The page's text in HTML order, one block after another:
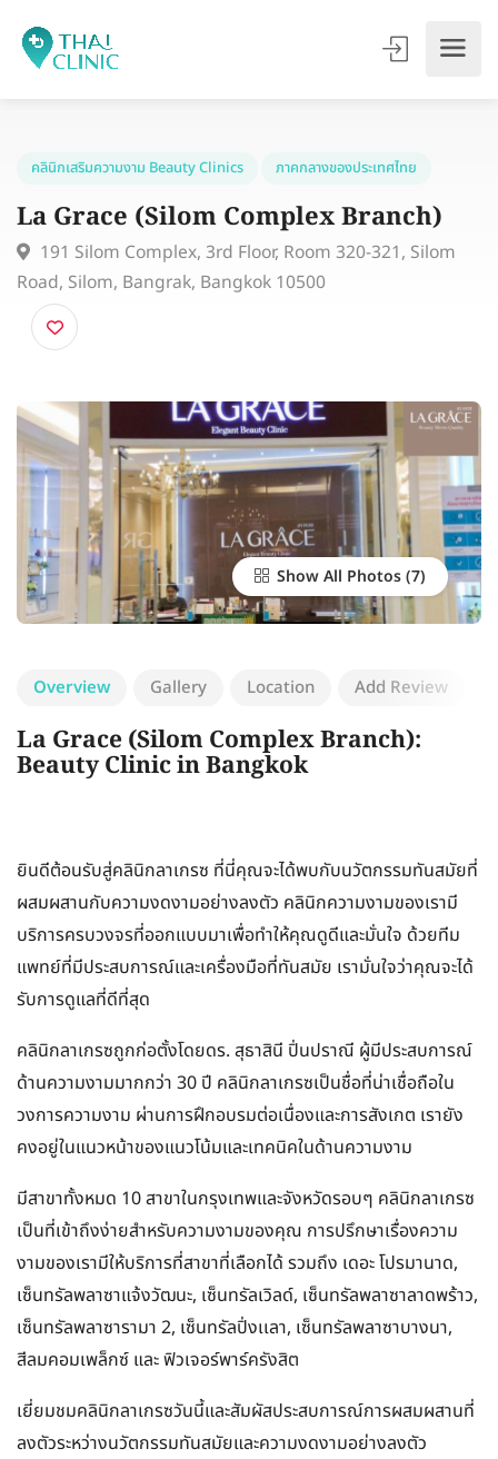
คลินิกเสริมความงาม Beauty Clinics
La Grace (Silom Complex Branch)
191 Silom Complex, 3rd Floor, Room 320-321, Silom
Road, Silom, Bangrak, Bangkok 10500
Show All Photos
Overview Gallery Location Add Review
La Grace (Silom Complex Branch):
Beauty Clinic in Bangkok
ยินดีต้อนรับสู่คลินิกลาเกรซ ที่นี่คุณจะได้พบกับนวัตกรรมทันสมัยที่
ผสมผสานกับความงดงามอย่างลงตัว คลินิกความงามของเรามี
บริการครบวงจรที่ออกแบบมาเพื่อทำให้คุณดูดีและมั่นใจ ด้วยทีม
แพทย์ที่มีประสบการณ์และเครื่องมือที่ทันสมัย เรามั่นใจว่าคุณจะได้
รับการดูแลที่ดีที่สุด
คลินิกลาเกรซถูกก่อตั้งโดยดร. สุธาสินี ปิ่นปราณี ผู้มีประสบการณ์
ด้านความงามมากกว่า 30 ปี คลินิกลาเกรซเป็นชื่อที่น่าเชื่อถือใน
วงการความงาม ผ่านการฝึกอบรมต่อเนื่องและการสังเกต เรายัง
คงอยู่ในแนวหน้าของแนวโน้มและเทคนิคในด้านความงาม
มีสาขาทั้งหมด 10 สาขาในกรุงเทพและจังหวัดรอบๆ คลินิกลาเกรซ
เป็นที่เข้าถึงง่ายสำหรับความงามของคุณ การปรึกษาเรื่องความ
งามของเรามีให้บริการที่สาขาที่เลือกได้ รวมถึง เดอะ โปรมานาด,
เซ็นทรัลพลาซาแจ้งวัฒนะ, เซ็นทรัลเวิลด์, เซ็นทรัลพลาซาลาดพร้าว,
เซ็นทรัลพลาซารามา 2, เซ็นทรัลปิ่งเเลา, เซ็นทรัลพลาซาบางนา,
สีลมคอมเพล็กซ์ และ ฟิวเจอร์พาร์ครังสิต
เยี่ยมชมคลินิกลาเกรซวันนี้และสัมผัสประสบการณ์การผสมผสานที่
ลงตัวระหว่างนวัตกรรมทันสมัยและความงดงามอย่างลงตัว